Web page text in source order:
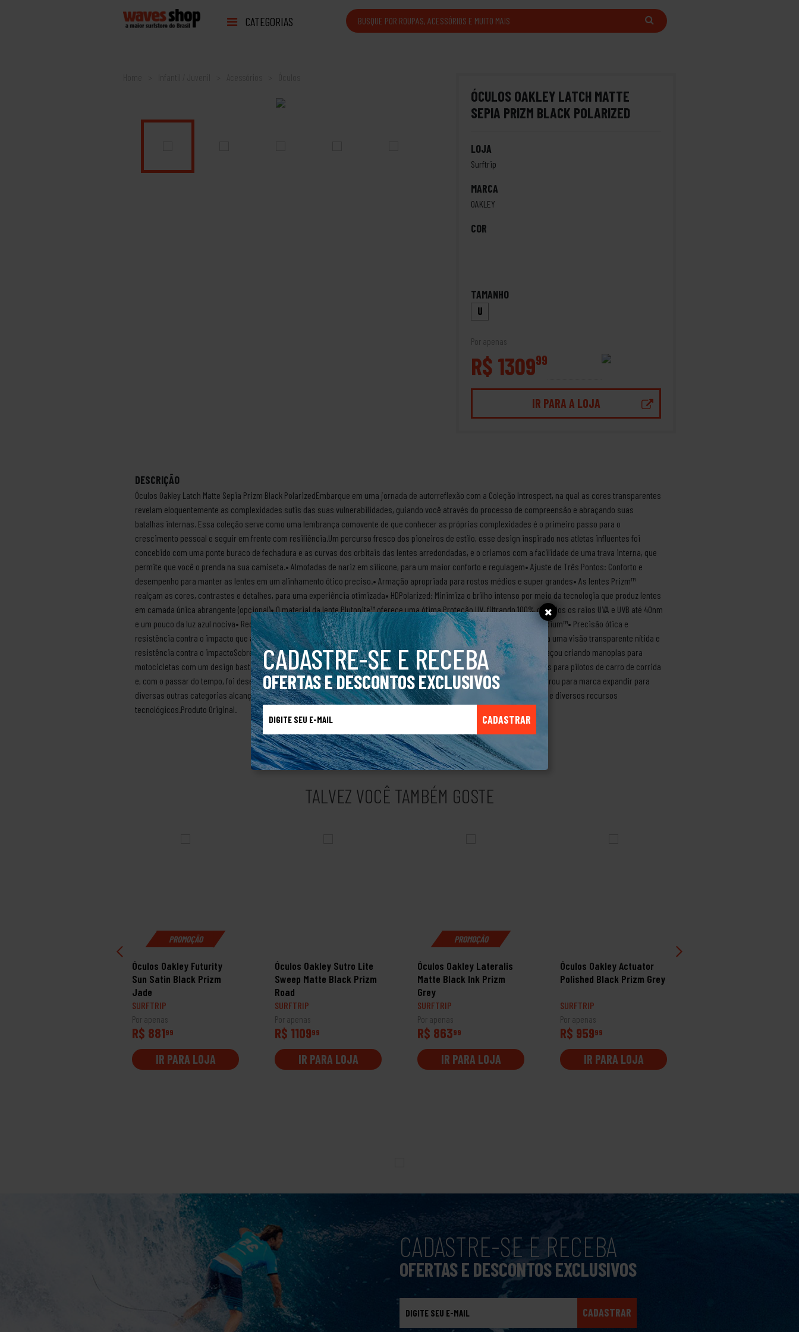
CADASTRE-SE E RECEBA
OFERTAS E DESCONTOS EXCLUSIVOS
CADASTRAR
CATEGORIAS
Home
ÓCULOS OAKLEY LATCH MATTE
SEPIA PRIZM BLACK POLARIZED
LOJA
Surftrip
MARCA
OAKLEY
COR
TAMANHO
U
Por apenas
R$ 130999
IR PARA A LOJA
DESCRIÇÃO
Óculos Oakley Latch Matte Sepia Prizm Black PolarizedEmbarque em uma jornada de autorreflexão com a Coleção Introspect, na qual as cores transparentes
revelam eloquentemente as complexidades sutis das suas vulnerabilidades, guiando você através do processo de compreensão e abraçando suas
batalhas internas. Essa coleção serve como uma lembrança comovente de que conhecer as próprias complexidades é o primeiro passo para o
crescimento pessoal e seguir em frente com resiliência.Um percurso fresco dos pioneiros de estilo, esse design inspirado nos atletas influentes foi
concebido com uma ponte buraco de fechadura e as curvas dos orbitais das lentes arredondadas, e o criamos com a facilidade de uma trava interna, que
permite que você o prenda na sua camiseta.• Almofadas de nariz em silicone, para um maior conforto e regulagem• Ajuste de Três Pontos: Conforto e
desempenho para manter as lentes em um alinhamento ótico preciso.• Armação apropriada para rostos médios e super grandes• As lentes Prizm™
realçam as cores, contrastes e detalhes, para uma experiência otimizada• HDPolarized: Minimiza o brilho intenso por meio da tecnologia que produz lentes
em camada única abrangente (opcional)• O material da lente Plutonite™ oferece uma ótima Proteção UV, filtrando 100% de todos os raios UVA e UVB até 40nm
e um pouco da luz azul nociva• Redução do brilho intenso e transmissão da luz sintonizada do revestimento das lentes Iridium™• Precisão ótica e
resistência contra o impacto que atendem ou excedem as normas óticas e de impacto ANSI Z80.3• Óticas HDO® Optics para uma visão transparente nítida e
resistência contra o impactoSobre a marca OakleyA marca Oakley foi criada em 1975 pelo cientista Jim Jannard, que começou criando manoplas para
motocicletas com um design bastante inovador. Com esse mesmo espírito, Jim resolveu criar óculos de sol desenvolvidos para pilotos de carro de corrida
e, com o passar do tempo, foi desenvolvendo mochilas para alpinismo, calçados esportivos e relógios de pulso. Não demorou para marca expandir para
diversas outras categorias alcançando todo o tipo de público, com produtos versáteis, funcionais, com design chamativo e diversos recursos
tecnológicos.Produto Original.
TALVEZ VOCÊ TAMBÉM GOSTE
PROMOÇÃO
Óculos Oakley Futurity
Sun Satin Black Prizm
Jade
SURFTRIP
Por apenas
R$ 88199
IR PARA LOJA
Óculos Oakley Sutro Lite
Sweep Matte Black Prizm
Road
SURFTRIP
Por apenas
R$ 110999
IR PARA LOJA
PROMOÇÃO
Óculos Oakley Lateralis
Matte Black Ink Prizm
Grey
SURFTRIP
Por apenas
R$ 86399
IR PARA LOJA
Óculos Oakley Actuator
Polished Black Prizm Grey
SURFTRIP
Por apenas
R$ 95999
IR PARA LOJA
CADASTRE-SE E RECEBA
OFERTAS E DESCONTOS EXCLUSIVOS
CADASTRAR